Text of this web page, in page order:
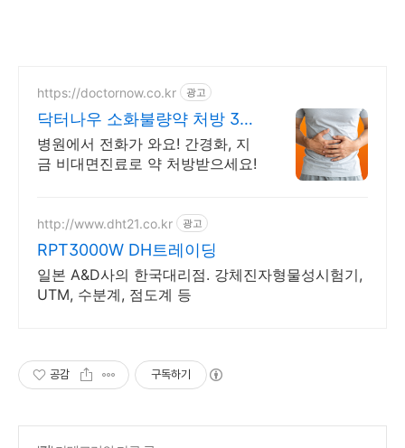
https://doctornow.co.kr 광고
닥터나우 소화불량약 처방 365
일 24시간 진료가능
병원에서 전화가 와요! 간경화, 지
금 비대면진료로 약 처방받으세요!
http://www.dht21.co.kr 광고
RPT3000W DH트레이딩
일본 A&D사의 한국대리점. 강체진자형물성시험기,
UTM, 수분계, 점도계 등
공감 구독하기